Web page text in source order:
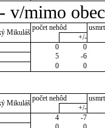
v/mimo obec
Mikuláš
počet nehôd
+/-
0
0
5
-6
0 0
Mikuláš
počet nehôd
+/-
4
-7